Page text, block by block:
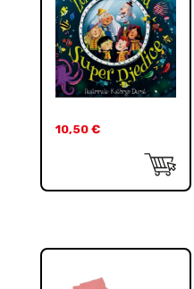
10,50 €